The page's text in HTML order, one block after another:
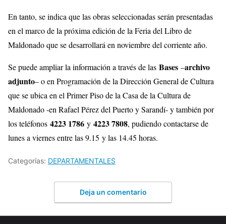
En tanto, se indica que las obras seleccionadas serán presentadas
en el marco de la próxima edición de la Feria del Libro de
Maldonado que se desarrollará en noviembre del corriente año.
Se puede ampliar la información a través de las Bases –archivo
adjunto– o en Programación de la Dirección General de Cultura
que se ubica en el Primer Piso de la Casa de la Cultura de
Maldonado -en Rafael Pérez del Puerto y Sarandí- y también por
los teléfonos 4223 1786 y 4223 7808, pudiendo contactarse de
lunes a viernes entre las 9.15 y las 14.45 horas.
Categorías: DEPARTAMENTALES
Deja un comentario